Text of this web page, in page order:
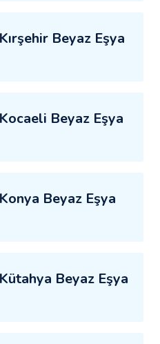
Beyaz Eşya
Beyaz Eşya
Beyaz Eşya
Beyaz Eşya